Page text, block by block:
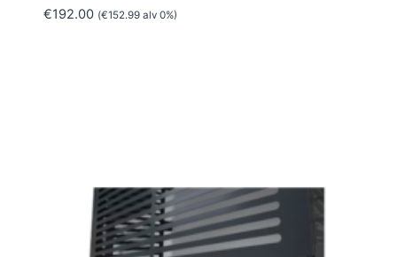
€192.00 (€152.99alv 0%)